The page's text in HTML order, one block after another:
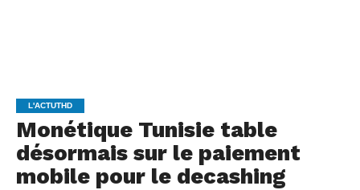
L'ACTUTHD
Monétique Tunisie table
désormais sur le paiement
mobile pour le decashing